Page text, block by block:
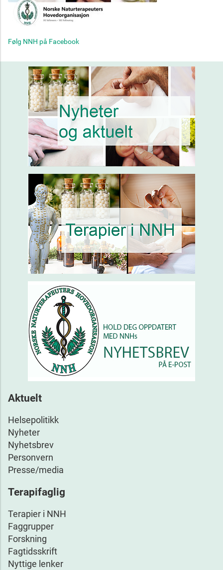
Følg NNH på Facebook
Aktuelt
Helsepolitikk
Nyheter
Nyhetsbrev
Personvern
Presse/media
Terapifaglig
Terapier i NNH
Faggrupper
Forskning
Fagtidsskrift
Nyttige lenker